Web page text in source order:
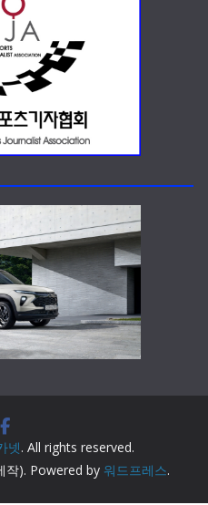
넷. All rights reserved.
작). Powered by 워드프레스.